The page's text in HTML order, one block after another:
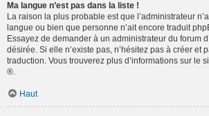
Ma langue n’est pas dans la liste !
La raison la plus probable est que l’administrateur
langue ou bien que personne n’ait encore traduit
Essayez de demander à un administrateur du forum
désirée. Si elle n’existe pas, n’hésitez pas à créer et
traduction. Vous trouverez plus d’informations sur le
®.
Haut